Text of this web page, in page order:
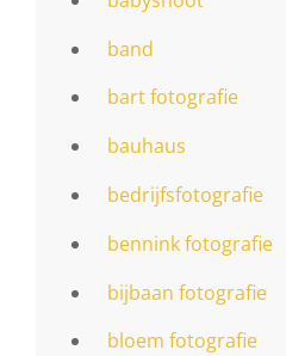
band
bart fotografie
bauhaus
bedrijfsfotografie
bennink fotografie
bijbaan fotografie
bloem fotografie